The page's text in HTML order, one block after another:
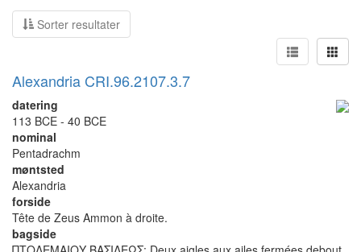
Sorter resultater
Alexandria CRI.96.2107.3.7
datering
113 BCE - 40 BCE
nominal
Pentadrachm
møntsted
Alexandria
forside
Tête de Zeus Ammon à droite.
bagside